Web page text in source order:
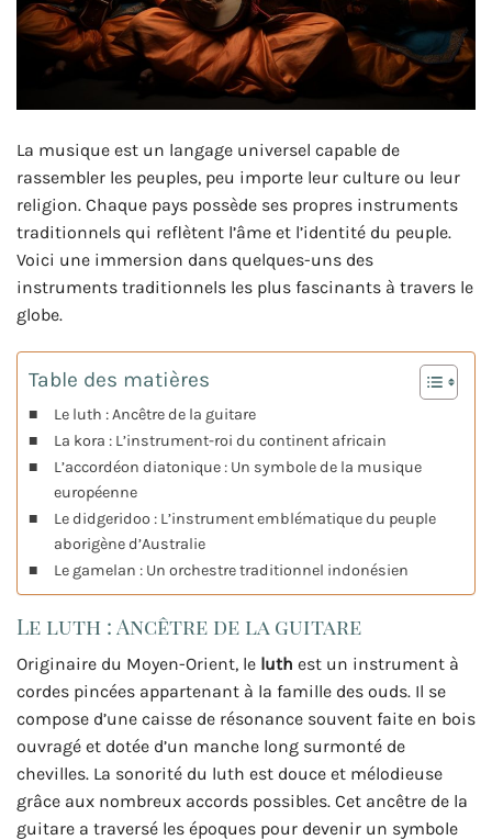
La musique est un langage universel capable de
rassembler les peuples, peu importe leur culture ou leur
religion. Chaque pays possède ses propres instruments
traditionnels qui reflètent l’âme et l’identité du peuple.
Voici une immersion dans quelques-uns des
instruments traditionnels les plus fascinants à travers le
globe.
Table des matières
Le luth : Ancêtre de la guitare
La kora : L’instrument-roi du continent africain
L’accordéon diatonique : Un symbole de la musique
européenne
Le didgeridoo : L’instrument emblématique du peuple
aborigène d’Australie
Le gamelan : Un orchestre traditionnel indonésien
Le luth : Ancêtre de la guitare
Originaire du Moyen-Orient, le luth est un instrument à
cordes pincées appartenant à la famille des ouds. Il se
compose d’une caisse de résonance souvent faite en bois
ouvragé et dotée d’un manche long surmonté de
chevilles. La sonorité du luth est douce et mélodieuse
grâce aux nombreux accords possibles. Cet ancêtre de la
guitare a traversé les époques pour devenir un symbole